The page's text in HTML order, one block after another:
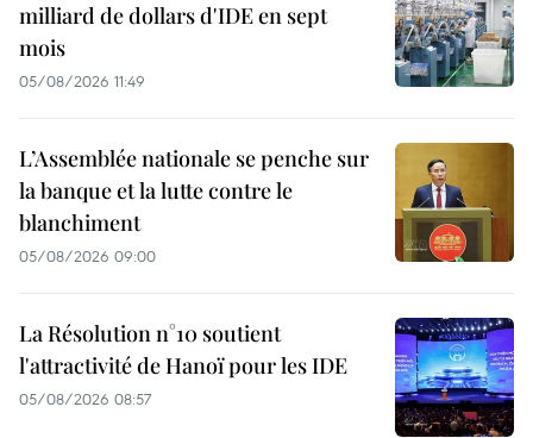
milliard de dollars d'IDE en sept
mois
05/08/2026 11:49
L’Assemblée nationale se penche sur
la banque et la lutte contre le
blanchiment
05/08/2026 09:00
La Résolution n°10 soutient
l'attractivité de Hanoï pour les IDE
05/08/2026 08:57